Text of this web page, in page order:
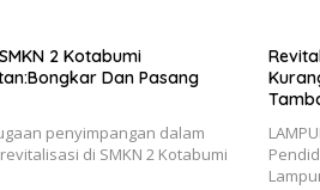
2 Kotabumi
Dan Pasang
penyimpangan dalam
di SMKN 2 Kotabumi